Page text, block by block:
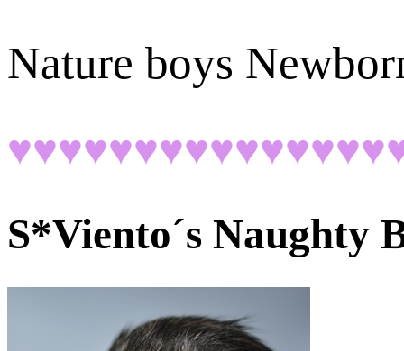
Nature boys
S*Viento´s Naughty